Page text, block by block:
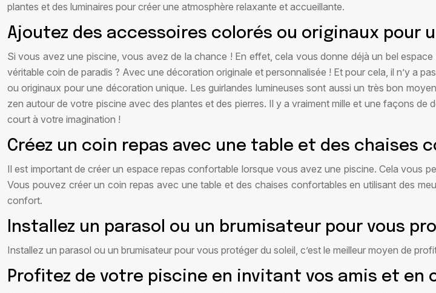
plantes et des luminaires pour créer une atmosphère relaxante et accueillante.
Ajoutez des accessoires colorés ou originaux pour
Si vous avez une piscine, vous avez de la chance ! En effet, cela vous donne déjà un bel
véritable coin de paradis ? Avec une décoration originale et personnalisée ! Et pour cela, il n’y a
ou originaux pour une décoration unique. Les guirlandes lumineuses sont aussi un très bon
zen autour de votre piscine avec des plantes et des pierres. Il y a vraiment mille et une façons
court à votre imagination !
Créez un coin repas avec une table et des chaises
Il est important de créer un espace repas confortable lorsque vous avez une piscine. Cela vous
Vous pouvez créer un coin repas avec une table et des chaises confortables en utilisant des
confort.
Installez un parasol ou un brumisateur pour vous
Installez un parasol ou un brumisateur pour vous protéger du soleil, c’est le meilleur moyen de
Profitez de votre piscine en invitant vos amis et en